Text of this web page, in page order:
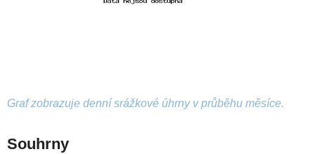
Graf zobrazuje denní srážkové úhrny v průběhu měsíce.
Souhrny